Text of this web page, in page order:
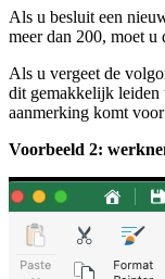
Als u besluit een
meer dan 200, moet u
Als u vergeet de
dit gemakkelijk leiden
aanmerking komt
Voorbeeld 2: